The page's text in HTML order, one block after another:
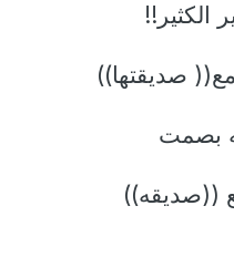
الكثير!!
مع(( صديقتها))
بصمت
((صديقه))